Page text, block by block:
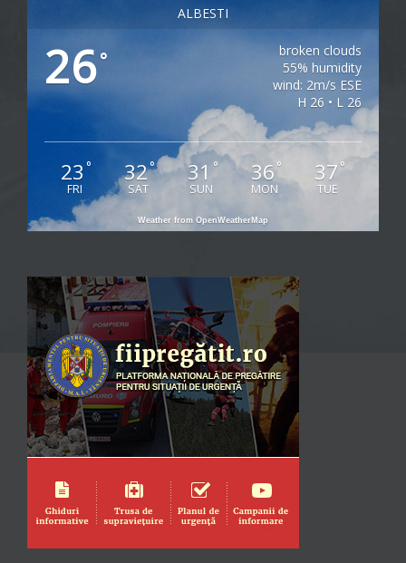
ALBESTI
26°
broken clouds
55% humidity
wind: 2m/s ESE
H 26 • L 26
23 °
FRI
32°
SAT
31°
SUN
36 °
MON
37 °
TUE
Weather from OpenWeatherMap